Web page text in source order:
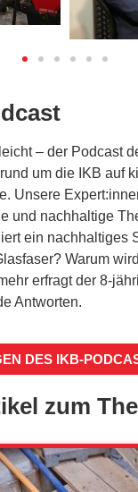
– der Podcast
um die IKB auf
Unsere
und nachhaltige
ein nachhaltiges
Warum
erfragt der 8-
Antworten.
DES IKB-
zum